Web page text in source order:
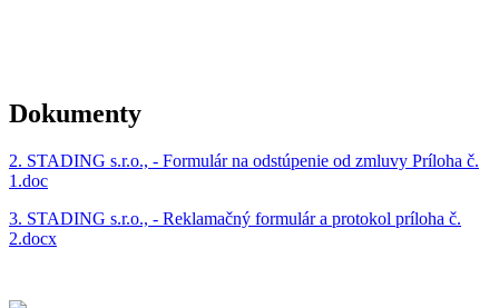
Dokumenty
2. STADING s.r.o., - Formulár na odstúpenie od zmluvy Príloha č.
1.doc
3. STADING s.r.o., - Reklamačný formulár a protokol príloha č.
2.docx